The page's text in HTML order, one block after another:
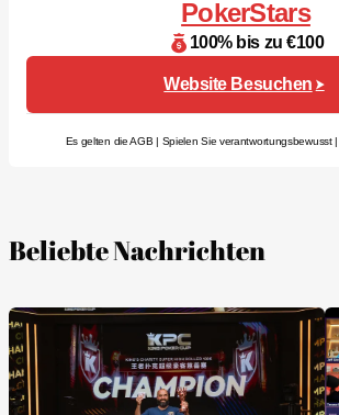
PokerStars
100% bis zu €100
Website Besuchen
Es gelten die AGB | Spielen Sie verantwortungsbewusst |
Beliebte Nachrichten